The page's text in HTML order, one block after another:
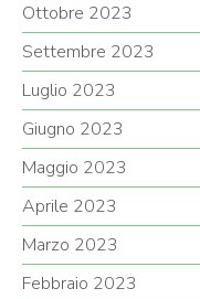
Ottobre 2023
Settembre 2023
Luglio 2023
Giugno 2023
Maggio 2023
Aprile 2023
Marzo 2023
Febbraio 2023